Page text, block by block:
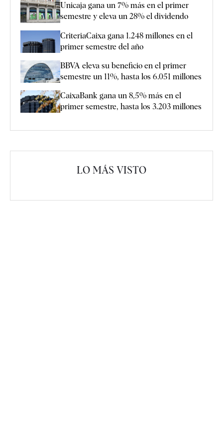
Unicaja gana un 7% más en el primer
semestre y eleva un 28% el dividendo
CriteriaCaixa gana 1.248 millones en el
primer semestre del año
BBVA eleva su beneficio en el primer
semestre un 11%, hasta los 6.051 millones
CaixaBank gana un 8,5% más en el
primer semestre, hasta los 3.203 millones
LO MÁS VISTO